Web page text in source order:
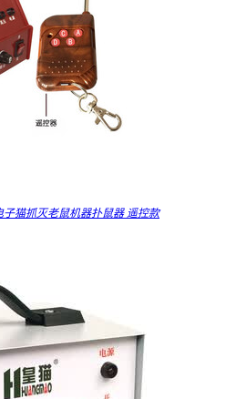
子猫抓灭老鼠机器扑鼠器 遥控款